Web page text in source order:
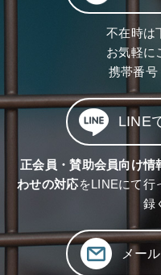
不在時は
お気軽に
携帯番号
LINE
正会員・賛助会員向け
わせの対応をLINEにて行
録
メー